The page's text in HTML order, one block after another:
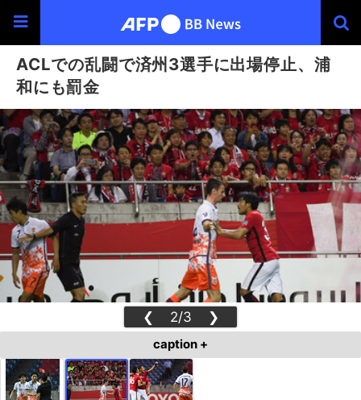
ACLでの乱闘で済州3選手に出場停止、浦
和にも罰金
❮ 2/3 ❯
caption +